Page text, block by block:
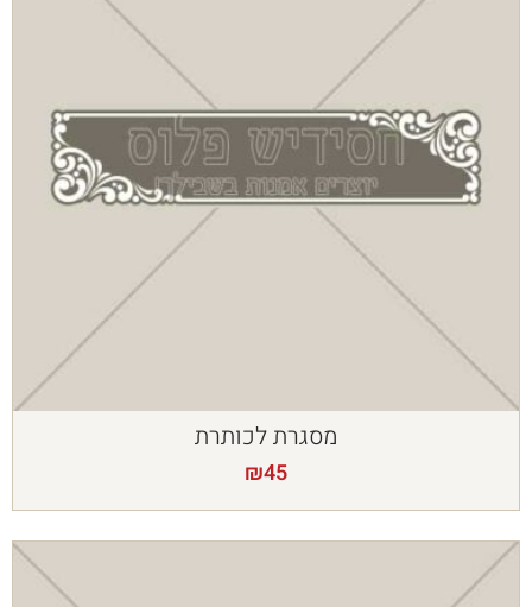
מסגרת לכותרת
₪45